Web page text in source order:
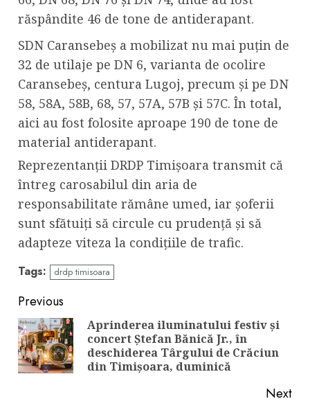
răspândite 46 de tone de antiderapant.
SDN Caransebeș a mobilizat nu mai puțin de
32 de utilaje pe DN 6, varianta de ocolire
Caransebeș, centura Lugoj, precum și pe DN
58, 58A, 58B, 68, 57, 57A, 57B și 57C. În total,
aici au fost folosite aproape 190 de tone de
material antiderapant.
Reprezentanții DRDP Timișoara transmit că
întreg carosabilul din aria de
responsabilitate rămâne umed, iar șoferii
sunt sfătuiți să circule cu prudență și să
adapteze viteza la condițiile de trafic.
Tags: drdp timisoara
Continue
Reading
Previous
Aprinderea iluminatului festiv și
concert Ștefan Bănică Jr., în
deschiderea Târgului de Crăciun
din Timișoara, duminică
Next